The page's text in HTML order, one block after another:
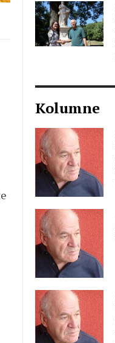
Kolumne